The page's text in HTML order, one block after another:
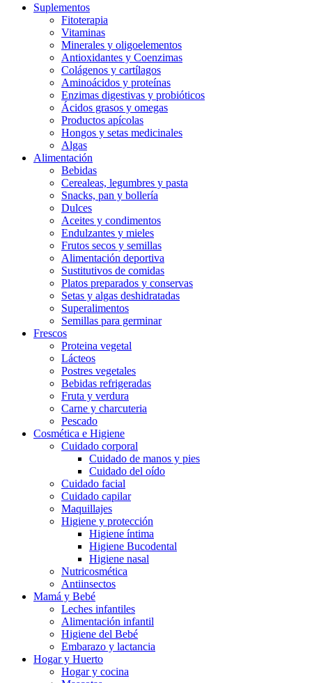
Suplementos
Fitoterapia
Vitaminas
Minerales y oligoelementos
Antioxidantes y Coenzimas
Colágenos y cartílagos
Aminoácidos y proteínas
Enzimas digestivas y probióticos
Ácidos grasos y omegas
Productos apícolas
Hongos y setas medicinales
Algas
Alimentación
Bebidas
Cerealeas, legumbres y pasta
Snacks, pan y bollería
Dulces
Aceites y condimentos
Endulzantes y mieles
Frutos secos y semillas
Alimentación deportiva
Sustitutivos de comidas
Platos preparados y conservas
Setas y algas deshidratadas
Superalimentos
Semillas para germinar
Frescos
Proteina vegetal
Lácteos
Postres vegetales
Bebidas refrigeradas
Fruta y verdura
Carne y charcuteria
Pescado
Cosmética e Higiene
Cuidado corporal
Cuidado de manos y pies
Cuidado del oído
Cuidado facial
Cuidado capilar
Maquillajes
Higiene y protección
Higiene íntima
Higiene Bucodental
Higiene nasal
Nutricosmética
Antiinsectos
Mamá y Bebé
Leches infantiles
Alimentación infantil
Higiene del Bebé
Embarazo y lactancia
Hogar y Huerto
Hogar y cocina